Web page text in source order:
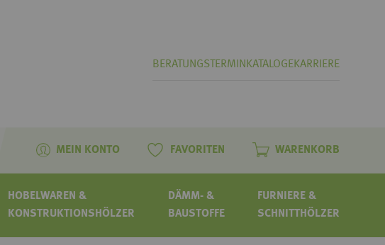
BERATUNGSTERMIN KATALOGEKARRIERE
MEIN KONTO FAVORITEN WARENKORB
HOBELWAREN &
KONSTRUKTIONSHÖLZER
DÄMM- &
BAUSTOFFE
FURNIERE &
SCHNITTHÖLZER